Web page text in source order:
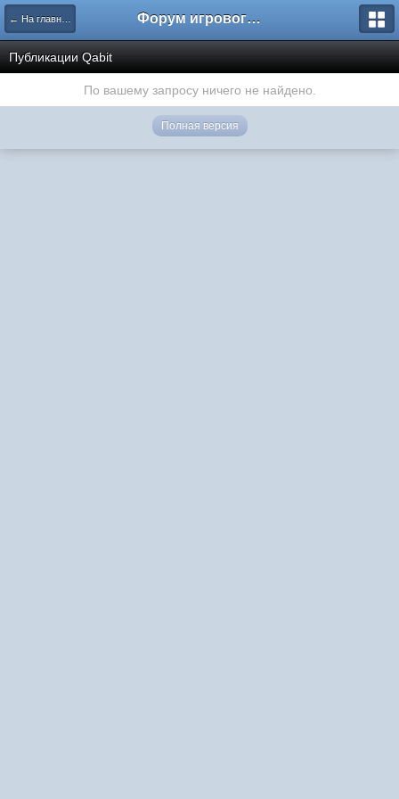
← На главную Форум игрового проекта Riverrise
Публикации Qabit
По вашему запросу ничего не найдено.
Полная версия